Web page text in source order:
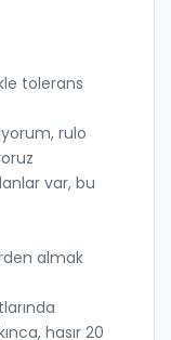
tolerans
rulo
var, bu
almak
hasır 20